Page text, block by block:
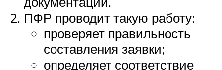
ПФР проводит такую работу:
проверяет правильность
составления заявки;
определяет соответствие